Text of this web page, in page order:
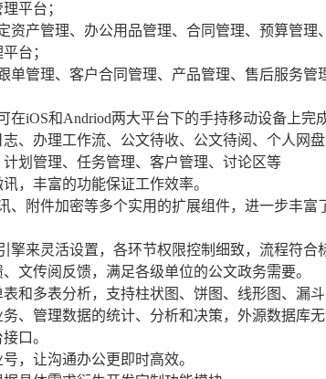
平台；
资产管理、办公用品管理、合同管理、预算管理
台；
单管理、客户合同管理、产品管理、售后服务管
在iOS和Andriod两大平台下的手持移动设备上完
、办理工作流、公文待收、公文待阅、个人网
划管理、任务管理、客户管理、讨论区等
，丰富的功能保证工作效率。
、附件加密等多个实用的扩展组件，进一步丰富
擎来灵活设置，各环节权限控制细致，流程符合
文传阅反馈，满足各级单位的公文政务需要。
和多表分析，支持柱状图、饼图、线形图、漏
、管理数据的统计、分析和决策，外源数据库
口。
，让沟通办公更即时高效。